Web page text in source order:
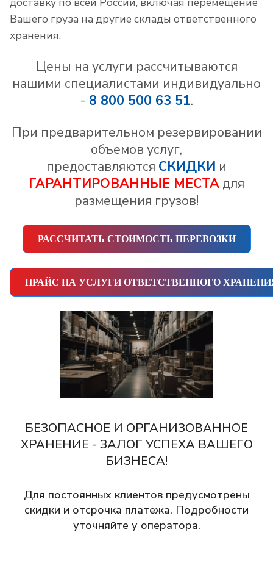
Вашего груза на другие склады ответственного
хранения.
Цены на услуги рассчитываются
нашими специалистами индивидуально
- 8 800 500 63 51.
При предварительном резервировании
объемов услуг,
предоставляются СКИДКИ и
ГАРАНТИРОВАННЫЕ МЕСТА для
размещения грузов!
РАССЧИТАТЬ СТОИМОСТЬ ПЕРЕВОЗКИ
ПРАЙС НА УСЛУГИ ОТВЕТСТВЕННОГО
БЕЗОПАСНОЕ И ОРГАНИЗОВАННОЕ
ХРАНЕНИЕ - ЗАЛОГ УСПЕХА ВАШЕГО
БИЗНЕСА!
Для постоянных клиентов предусмотрены
скидки и отсрочка платежа. Подробности
уточняйте у оператора.